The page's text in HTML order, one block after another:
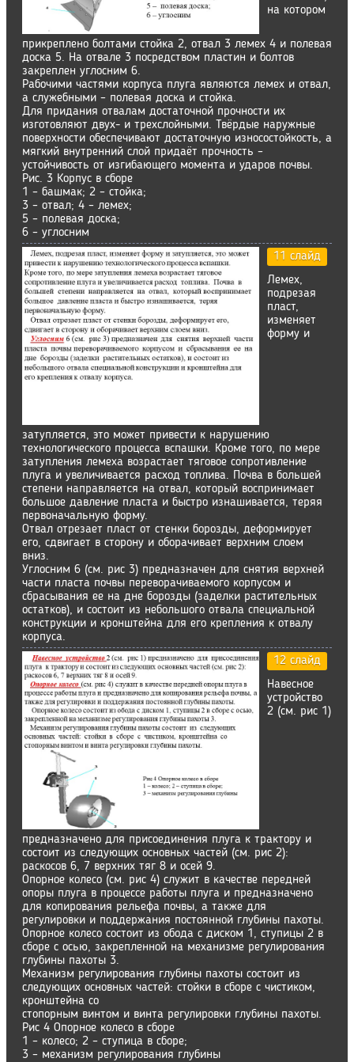
на котором
прикреплено болтами стойка 2, отвал 3 лемех 4 и полевая
доска 5. На отвале 3 посредством пластин и болтов
закреплен углосним 6.
Рабочими частями корпуса плуга являются лемех и отвал,
а служебными – полевая доска и стойка.
Для придания отвалам достаточной прочности их
изготовляют двух- и трехслойными. Твёрдые наружные
поверхности обеспечивают достаточную износостойкость, а
мягкий внутренний слой придаёт прочность –
устойчивость от изгибающего момента и ударов почвы.
Рис. 3 Корпус в сборе
1 – башмак; 2 – стойка;
3 – отвал; 4 – лемех;
5 – полевая доска;
6 – углосним
11 слайд
Лемех,
подрезая
пласт,
изменяет
форму и
затупляется, это может привести к нарушению
технологического процесса вспашки. Кроме того, по мере
затупления лемеха возрастает тяговое сопротивление
плуга и увеличивается расход топлива. Почва в большей
степени направляется на отвал, который воспринимает
большое давление пласта и быстро изнашивается, теряя
первоначальную форму.
Отвал отрезает пласт от стенки борозды, деформирует
его, сдвигает в сторону и оборачивает верхним слоем
вниз.
Углосним 6 (см. рис 3) предназначен для снятия верхней
части пласта почвы переворачиваемого корпусом и
сбрасывания ее на дне борозды (заделки растительных
остатков), и состоит из небольшого отвала специальной
конструкции и кронштейна для его крепления к отвалу
корпуса.
12 слайд
Навесное
устройство
2 (см. рис 1)
предназначено для присоединения плуга к трактору и
состоит из следующих основных частей (см. рис 2):
раскосов 6, 7 верхних тяг 8 и осей 9.
Опорное колесо (см. рис 4) служит в качестве передней
опоры плуга в процессе работы плуга и предназначено
для копирования рельефа почвы, а также для
регулировки и поддержания постоянной глубины пахоты.
Опорное колесо состоит из обода с диском 1, ступицы 2 в
сборе с осью, закрепленной на механизме регулирования
глубины пахоты 3.
Механизм регулирования глубины пахоты состоит из
следующих основных частей: стойки в сборе с чистиком,
кронштейна со
стопорным винтом и винта регулировки глубины пахоты.
Рис 4 Опорное колесо в сборе
1 – колесо; 2 – ступица в сборе;
3 – механизм регулирования глубины